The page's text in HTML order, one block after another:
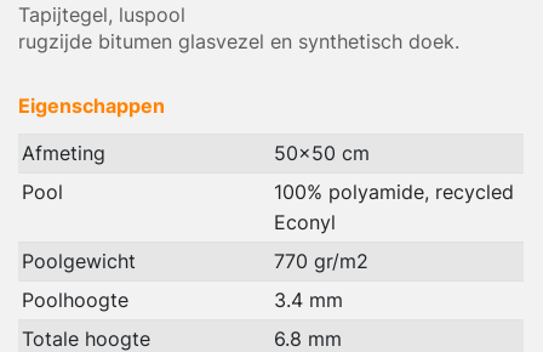
Tapijtegel, luspool
rugzijde bitumen glasvezel en synthetisch doek.
Eigenschappen
Afmeting
50x50 cm
Pool
100% polyamide, recycled
Econyl
Poolgewicht
770 gr/m2
Poolhoogte
3.4 mm
Totale hoogte
6.8 mm